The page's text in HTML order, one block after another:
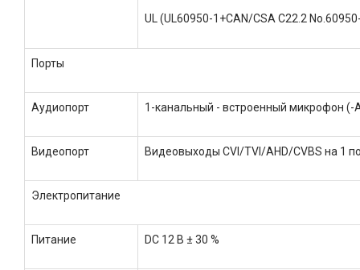
UL (UL60950-1+CAN/CSA C22.2
Порты
Аудиопорт 1-канальный - встроенный микрофон (-
Видеопорт Видеовыходы CVI/TVI/AHD/CVBS на 1
Электропитание
Питание DC 12 В ± 30 %